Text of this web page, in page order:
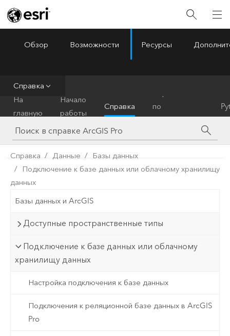
ArcGIS Pro
Обзор Возможности Ресурсы
Справка
На
главную
Начало
работы
Справка
по
инструментам
Справка Данные
Базы данных
Подключение к базе данных или облачному хранилищу
данных
Базы данных и ArcGIS
Доступные пространственные типы
Подключение к базе данных или облачному
хранилищу данных
Настройка подключения к базе данных
Подключения к реляционной базе данных в ArcGIS
Pro